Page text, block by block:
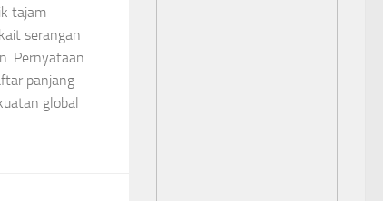
tajam
serangan
Pernyataan
panjang
global